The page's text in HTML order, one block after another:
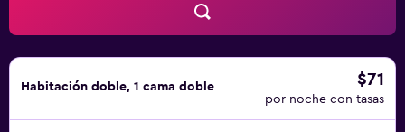
Habitación doble, 1 cama doble $71
por noche con tasas